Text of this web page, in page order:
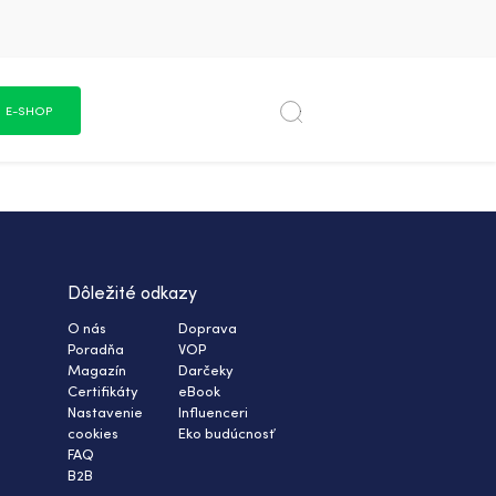
E-SHOP
Dôležité odkazy
O nás
Poradňa
Magazín
Certifikáty
Nastavenie
cookies
FAQ
B2B
Doprava
VOP
Darčeky
eBook
Influenceri
Eko budúcnosť